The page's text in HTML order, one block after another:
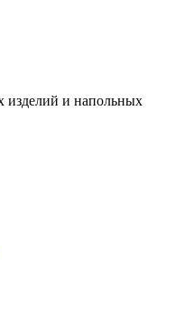
изделий и напольных